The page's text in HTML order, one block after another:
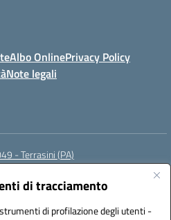
di tracciamento
di profilazione degli utenti -
Albo OnlinePrivacy Policy
Note legali
- Terrasini (PA)
paic88700d@pec.istruzione.it